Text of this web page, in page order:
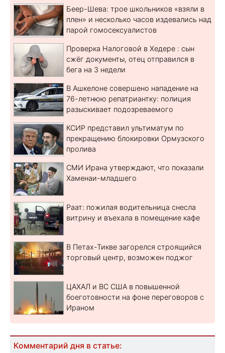
Беер-Шева: трое школьников «взяли в
плен» и несколько часов издевались над
парой гомосексуалистов
Проверка Налоговой в Хедере : сын
сжёг документы, отец отправился в
бега на 3 недели
В Ашкелоне совершено нападение на
76-летнюю репатриантку: полиция
разыскивает подозреваемого
КСИР представил ультиматум по
прекращению блокировки Ормузского
пролива
СМИ Ирана утверждают, что показали
Хаменаи-младшего
Раат: пожилая водительница снесла
витрину и въехала в помещение кафе
В Петах-Тикве загорелся строящийся
торговый центр, возможен поджог
ЦАХАЛ и ВС США в повышенной
боеготовности на фоне переговоров с
Ираном
Комментарий дня в статье: